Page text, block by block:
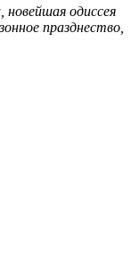
новейшая одиссея
празднество,